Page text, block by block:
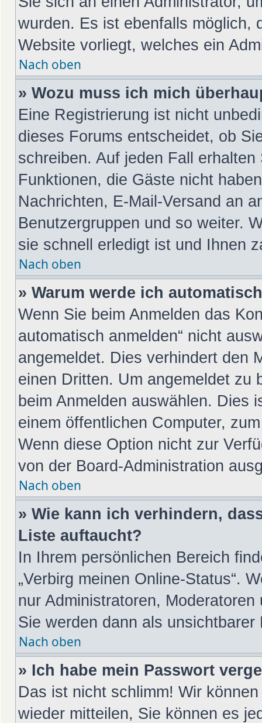
wurden. Es ist ebenfalls möglich,
Website vorliegt, welches ein
Nach oben
» Wozu muss ich mich
Eine Registrierung ist nicht
dieses Forums entscheidet, ob
schreiben. Auf jeden Fall
Funktionen, die Gäste nicht
Nachrichten, E-Mail-Versand an
Benutzergruppen und so weiter.
sie schnell erledigt ist und Ihnen
Nach oben
» Warum werde ich
Wenn Sie beim Anmelden das
automatisch anmelden“ nicht
angemeldet. Dies verhindert den
einen Dritten. Um angemeldet zu
beim Anmelden auswählen. Dies
einem öffentlichen Computer,
Wenn diese Option nicht zur
von der Board-Administration
Nach oben
» Wie kann ich verhindern,
Liste auftaucht?
In Ihrem persönlichen Bereich
„Verbirg meinen Online-Status“.
nur Administratoren,
Sie werden dann als unsichtbarer
Nach oben
» Ich habe mein Passwort
Das ist nicht schlimm! Wir
wieder mitteilen, Sie können es